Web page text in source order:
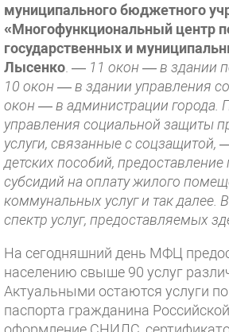
муниципального бюджетного
«Многофункциональный центр
государственных и
Лысенко . — 11 окон — в здании
10 окон — в здании управления
окон — в администрации города.
управления социальной защиты
услуги, связанные с
детских пособий,
субсидий на оплату жилого
коммунальных услуг и так далее.
спектр услуг, предоставляемых
На сегодняшний день МФЦ
населению свыше 90 услуг
Актуальными остаются услуги
паспорта гражданина